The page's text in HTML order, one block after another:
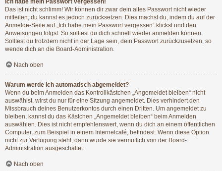
Das ist nicht schlimm! Wir können dir zwar dein altes Passwort nicht wieder
mitteilen, du kannst es jedoch zurücksetzen. Dies machst du, indem du auf der
Anmelde-Seite auf „Ich habe mein Passwort vergessen“ klickst und den
Anweisungen folgst. So solltest du dich schnell wieder anmelden können.
Solltest du trotzdem nicht in der Lage sein, dein Passwort zurückzusetzen, so
wende dich an die Board-Administration.
Nach oben
Warum werde ich automatisch abgemeldet?
Wenn du beim Anmelden das Kontrollkästchen „Angemeldet bleiben“ nicht
auswählst, wirst du nur für eine Sitzung angemeldet. Dies verhindert den
Missbrauch deines Benutzerkontos durch einen Dritten. Um angemeldet zu
bleiben, kannst du das Kästchen „Angemeldet bleiben“ beim Anmelden
auswählen. Dies ist nicht empfehlenswert, wenn du dich an einem öffentlichen
Computer, zum Beispiel in einem Internetcafé, befindest. Wenn diese Option
nicht zur Verfügung steht, dann wurde sie vermutlich von der Board-
Administration ausgeschaltet.
Nach oben